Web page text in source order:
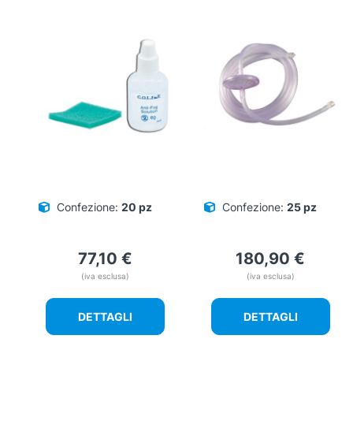
Confezione: 20 pz
77,10 €
(iva esclusa)
DETTAGLI
Confezione: 25 pz
180,90 €
(iva esclusa)
DETTAGLI